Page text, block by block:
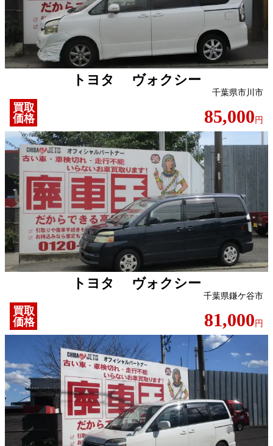
トヨタ ヴォクシー
千葉県市川市
買取
価格
85,000 円
トヨタ ヴォクシー
千葉県鎌ケ谷市
買取
価格
81,000 円